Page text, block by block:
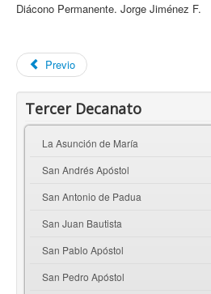
Diácono Permanente. Jorge Jiménez F.
Previo
Tercer Decanato
La Asunción de María
San Andrés Apóstol
San Antonio de Padua
San Juan Bautista
San Pablo Apóstol
San Pedro Apóstol